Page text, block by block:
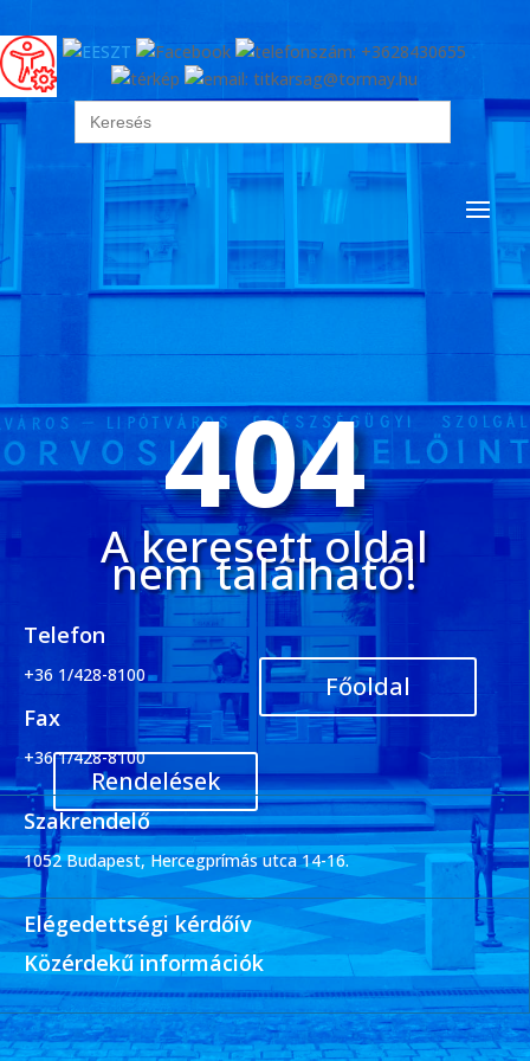
Search
for:
404
A keresett oldal
nem található!
Főoldal
Rendelések
Telefon
+36 1/428-8100
Fax
+36 1/428-8100
Szakrendelő
1052 Budapest, Hercegprímás utca 14-16.
Elégedettségi kérdőív
Közérdekű információk